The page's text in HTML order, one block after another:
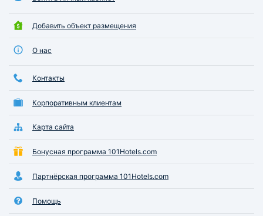
Добавить объект размещения
О нас
Контакты
Корпоративным клиентам
Карта сайта
Бонусная программа 101Hotels.com
Партнёрская программа 101Hotels.com
Помощь